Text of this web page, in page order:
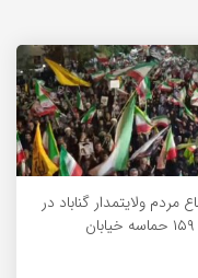
مردم ولایتمدار گناباد در